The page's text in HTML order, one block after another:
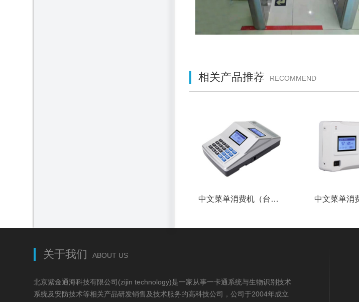
相关产品推荐 RECOMMEND
中文菜单消费机（台式）
关于我们 ABOUT US
北京紫金通海科技有限公司(zijin technology)是一家从事一卡通系统与生物识别技术
系统及安防技术等相关产品研发销售及技术服务的高科技公司，公司于2004年成立